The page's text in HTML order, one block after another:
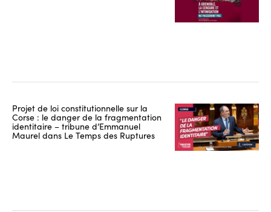
Projet de loi constitutionnelle sur la
Corse : le danger de la fragmentation
identitaire – tribune d’Emmanuel
Maurel dans Le Temps des Ruptures